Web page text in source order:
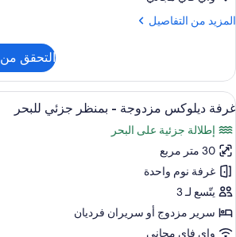
المزيد من التفاصيل
المزيد
جناح
رئاسي
التحقق
استعراض
جميع
صور
غرفة
ديلوكس
مزدوجة
-
بمنظر
أغطية فراش
8
غرفة ديلوكس مزدوجة - بمنظر جزئي للبحر
إطلالة جزئية على البحر
30 متر مربع
غرفة نوم واحدة
يتّسع لـ 3
سرير مزدوج‫‬ أو سريران فرديان
واي فاي مجاني